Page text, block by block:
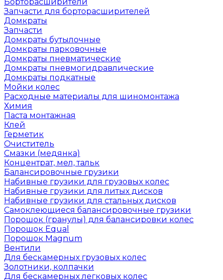
Запчасти для борторасширителей
Домкраты
Запчасти
Домкраты бутылочные
Домкраты парковочные
Домкраты пневматические
Домкраты пневмогидравлические
Домкраты подкатные
Мойки колес
Расходные материалы для шиномонтажа
Химия
Паста монтажная
Клей
Герметик
Очиститель
Смазки (медянка)
Концентрат, мел, тальк
Балансировочные грузики
Набивные грузики для грузовых колес
Набивные грузики для литых дисков
Набивные грузики для стальных дисков
Самоклеющиеся балансировочные грузики
Порошок (гранулы) для балансировки колес
Порошок Equal
Порошок Magnum
Вентили
Для бескамерных грузовых колес
Золотники, колпачки
Для бескамерных легковых колес